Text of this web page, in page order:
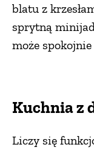
blatu z
sprytną
może
Kuchnia z
Liczy się